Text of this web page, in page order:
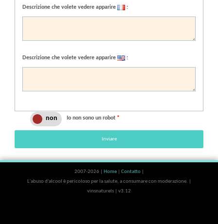
Descrizione che volete vedere apparire :
Descrizione che volete vedere apparire :
Io non sono un robot *
Inviare
2007-2026 | Home Contatto
L'abuso d'alcool è pericoloso per la salute, a consumare con moderazione. |
vinsnaturels | v3.12